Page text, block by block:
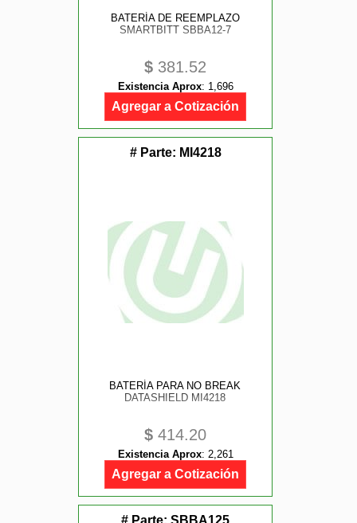
BATERÍA DE REEMPLAZO
SMARTBITT SBBA12-7
$ 381.52
Existencia Aprox: 1,696
Agregar a Cotización
# Parte: MI4218
BATERÍA PARA NO BREAK
DATASHIELD MI4218
$ 414.20
Existencia Aprox: 2,261
Agregar a Cotización
# Parte: SBBA125